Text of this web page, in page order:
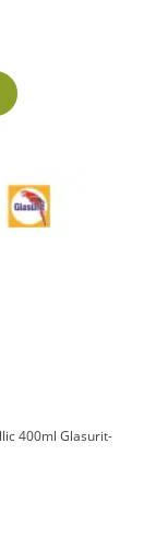
400ml Glasurit-